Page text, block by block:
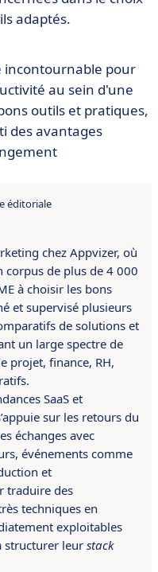
adaptés.
incontournable pour
au sein d'une
outils et pratiques,
des avantages
éditoriale
chez Appvizer, où
de plus de 4 000
à choisir les bons
et supervisé plusieurs
de solutions et
un large spectre de
projet, finance, RH,
SaaS et
sur les retours du
échanges avec
événements comme
et
traduire des
techniques en
exploitables
structurer leur stack